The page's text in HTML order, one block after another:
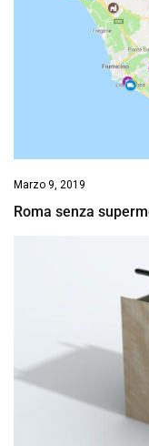
Marzo 9, 2019
Roma senza